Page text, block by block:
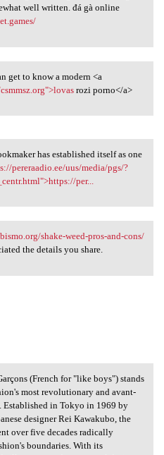
well written. đá gà online
get to know a
get to know a modern <a
rozi porno</a>
has
has established itself as one
pereraadio.ee/uus/media/pgs/?
per...
shake
shake-weed-pros-and-cons/
the details you share.
Garçons (French for
(French for "like boys") stands
most revolutionary and avant-
Established in Tokyo in 1969 by
designer Rei Kawakubo, the
over five decades radically
boundaries. With its